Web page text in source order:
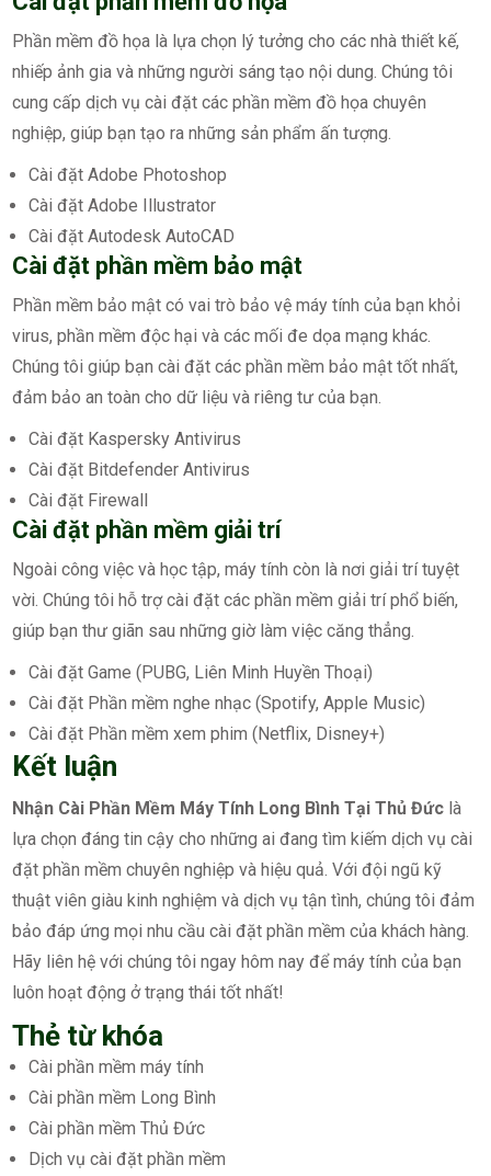
Phần mềm đồ họa là lựa chọn lý tưởng cho các nhà thiết kế,
nhiếp ảnh gia và những người sáng tạo nội dung. Chúng tôi
cung cấp dịch vụ cài đặt các phần mềm đồ họa chuyên
nghiệp, giúp bạn tạo ra những sản phẩm ấn tượng.
Cài đặt Adobe Photoshop
Cài đặt Adobe Illustrator
Cài đặt Autodesk AutoCAD
Cài đặt phần mềm bảo mật
Phần mềm bảo mật có vai trò bảo vệ máy tính của bạn khỏi
virus, phần mềm độc hại và các mối đe dọa mạng khác.
Chúng tôi giúp bạn cài đặt các phần mềm bảo mật tốt nhất,
đảm bảo an toàn cho dữ liệu và riêng tư của bạn.
Cài đặt Kaspersky Antivirus
Cài đặt Bitdefender Antivirus
Cài đặt Firewall
Cài đặt phần mềm giải trí
Ngoài công việc và học tập, máy tính còn là nơi giải trí tuyệt
vời. Chúng tôi hỗ trợ cài đặt các phần mềm giải trí phổ biến,
giúp bạn thư giãn sau những giờ làm việc căng thẳng.
Cài đặt Game (PUBG, Liên Minh Huyền Thoại)
Cài đặt Phần mềm nghe nhạc (Spotify, Apple Music)
Cài đặt Phần mềm xem phim (Netflix, Disney+)
Kết luận
Nhận Cài Phần Mềm Máy Tính Long Bình Tại Thủ Đức là
lựa chọn đáng tin cậy cho những ai đang tìm kiếm dịch vụ cài
đặt phần mềm chuyên nghiệp và hiệu quả. Với đội ngũ kỹ
thuật viên giàu kinh nghiệm và dịch vụ tận tình, chúng tôi đảm
bảo đáp ứng mọi nhu cầu cài đặt phần mềm của khách hàng.
Hãy liên hệ với chúng tôi ngay hôm nay để máy tính của bạn
luôn hoạt động ở trạng thái tốt nhất!
Thẻ từ khóa
Cài phần mềm máy tính
Cài phần mềm Long Bình
Cài phần mềm Thủ Đức
Dịch vụ cài đặt phần mềm